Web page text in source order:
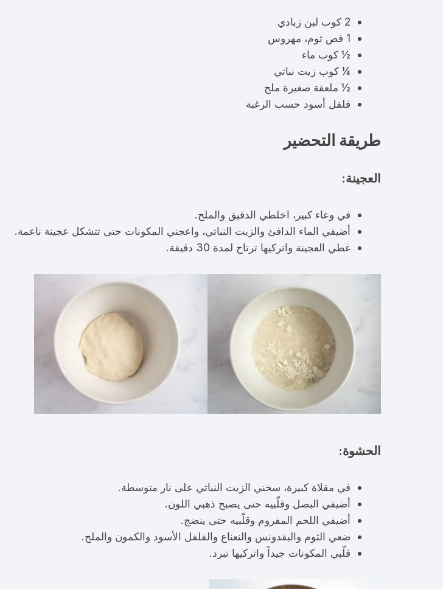
2 كوب لبن زبادي
1 فص ثوم، مهروس
½ كوب ماء
¼ كوب زيت نباتي
½ ملعقة صغيرة ملح
فلفل أسود حسب الرغبة
طريقة التحضير
العجينة:
في وعاء كبير، اخلطي الدقيق والملح.
أضيفي الماء الدافئ والزيت النباتي، واعجني المكونات حتى تتشكل عجينة ناعمة.
غطي العجينة واتركيها ترتاح لمدة 30 دقيقة.
الحشوة:
في مقلاة كبيرة، سخني الزيت النباتي على نار متوسطة.
أضيفي البصل وقلّبيه حتى يصبح ذهبي اللون.
أضيفي اللحم المفروم وقلّبيه حتى ينضج.
ضعي الثوم والبقدونس والنعناع والفلفل الأسود والكمون والملح.
قلّبي المكونات جيداً واتركيها تبرد.